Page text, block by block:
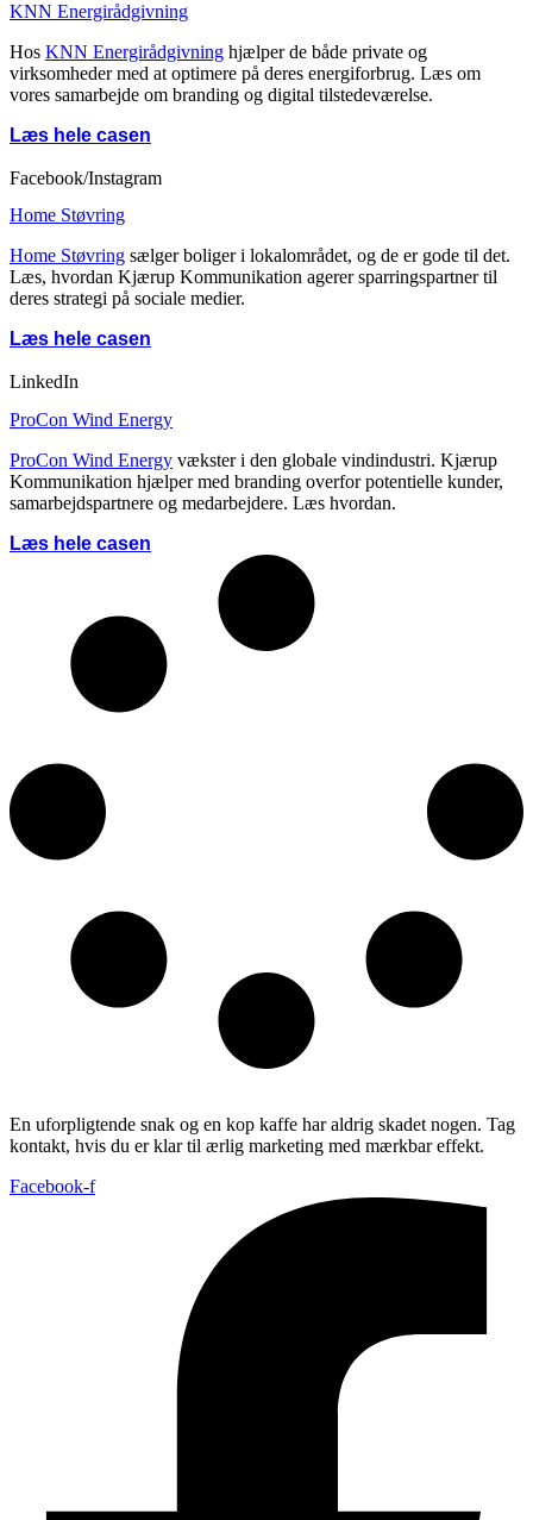
KNN Energirådgivning
Hos KNN Energirådgivning hjælper de både private og
virksomheder med at optimere på deres energiforbrug. Læs om
vores samarbejde om branding og digital tilstedeværelse.
Læs hele casen
Facebook/Instagram
Home Støvring
Home Støvring sælger boliger i lokalområdet, og de er gode til det.
Læs, hvordan Kjærup Kommunikation agerer sparringspartner til
deres strategi på sociale medier.
Læs hele casen
LinkedIn
ProCon Wind Energy
ProCon Wind Energy vækster i den globale vindindustri. Kjærup
Kommunikation hjælper med branding overfor potentielle kunder,
samarbejdspartnere og medarbejdere. Læs hvordan.
Læs hele casen
En uforpligtende snak og en kop kaffe har aldrig skadet nogen. Tag
kontakt, hvis du er klar til ærlig marketing med mærkbar effekt.
Facebook-f